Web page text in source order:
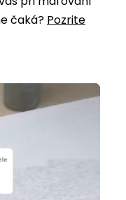
čaká? Pozrite